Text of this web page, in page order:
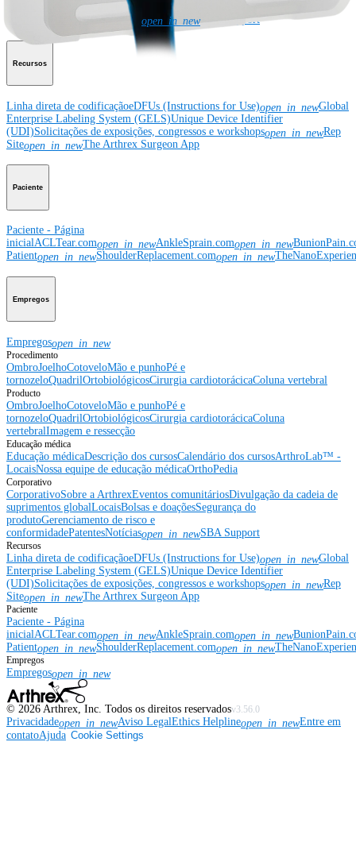
Gerenciamento de risco e
Patentes Notícias open_in_newSBA Support
Recursos
Linha direta de codificaçãoeDFUs (Instructions for Use)open_in_newGlobal
Enterprise Labeling System (GELS)Unique Device Identifier
(UDI)Solicitações de exposições, congressos e workshopsopen_in_newRep
Siteopen_in_newThe Arthrex Surgeon App
Paciente
Paciente - Página
inicialACLTear.comopen_in_newAnkleSprain.comopen_in_new
Patientopen_in_newShoulderReplacement.comopen_in_new
Empregos
Empregosopen_in_new
Procedimento
OmbroJoelhoCotoveloMão e punhoPé e
tornozeloQuadrilOrtobiológicosCirurgia cardiotorácicaColuna vertebral
Producto
OmbroJoelhoCotoveloMão e punhoPé e
tornozeloQuadrilOrtobiológicosCirurgia cardiotorácicaColuna
vertebralImagem e ressecção
Educação médica
Educação médicaDescrição dos cursosCalendário dos cursosArthroLab™ -
LocaisNossa equipe de educação médicaOrthoPedia
Corporativo
CorporativoSobre a ArthrexEventos comunitáriosDivulgação da cadeia de
suprimentos globalLocaisBolsas e doaçõesSegurança do
produtoGerenciamento de risco e
conformidadePatentesNotíciasopen_in_newSBA Support
Recursos
Linha direta de codificaçãoeDFUs (Instructions for Use)open_in_newGlobal
Enterprise Labeling System (GELS)Unique Device Identifier
(UDI)Solicitações de exposições, congressos e workshopsopen_in_newRep
Siteopen_in_newThe Arthrex Surgeon App
Paciente
Paciente - Página
inicial ACLTear.comopen_in_newAnkleSprain.comopen_in_new
Patientopen_in_newShoulderReplacement.comopen_in_new
Empregos
Empregosopen_in_new
© 2026 Arthrex, Inc. Todos os direitos reservadosv3.56.0
Privacidadeopen_in_newAviso LegalEthics Helplineopen_in_newEntre em
contatoAjuda Cookie Settings